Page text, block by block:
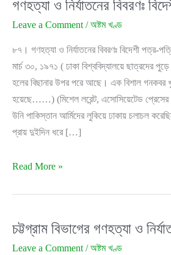
গণহত্যা ও নির্যাতনের বিবরণঃ
Leave a Comment /অষ্টম খণ্ড
৮৭। গণহত্যা ও নির্যাতনের বিবরণঃ বিদেশী পত্র-
মার্চ ৩০, ১৯৭১ ( ঢাকা বিশ্ববিদ্যালয়ে ছাত্রদের
হলের বিছানার উপর পরে আছে। এক বিশাল গনকবর
হয়েছে……) (মিশেল লরেন্ট, এসোসিয়েটেড
উনি পাকিস্তান আর্মিদের লুকিয়ে ঢাকায় চলাচল
প্রায় দুইদিন ধরে […]
গণহত্যা
নির্যাতনের
বিদেশী
পত্র-
Read More »
চট্টগ্রাম বিভাগের গণহত্যা ও
Leave a Comment /অষ্টম খণ্ড